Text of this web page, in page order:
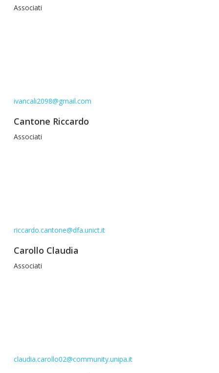
Associati
ivancali2098@gmail.com
Cantone Riccardo
Associati
riccardo.cantone@dfa.unict.it
Carollo Claudia
Associati
claudia.carollo02@community.unipa.it